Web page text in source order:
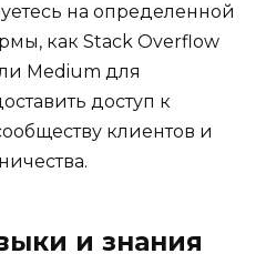
на определенной
как Stack Overflow
Medium для
доступ к
клиентов и
и знания